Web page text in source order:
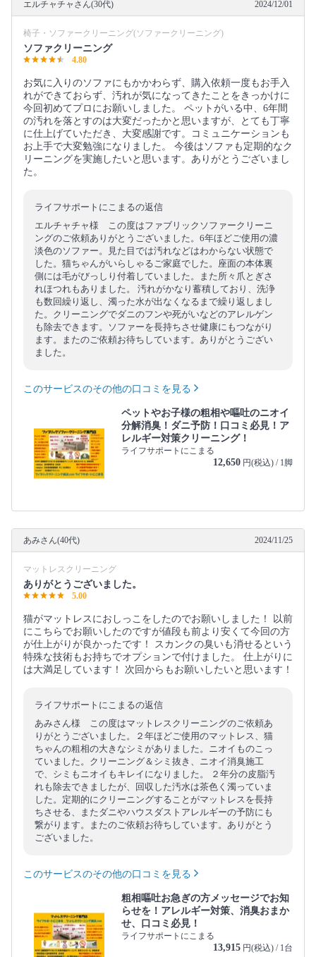
エルチャチャさん(30代) 2024/12/01
椅子・ソファークリーニング(ソファークリーニング)
ソファクリーニング
4.80
お気に入りのソファにもかかわらず、購入依頼一度もお手入
れができておらず、汚れが気になってきたことをきっかけに
今回初めてプロにお願いしました。 ペットがいる中、6年間
の汚れを落とすのは大変だったかと思いますが、とても丁寧
に仕上げていただき、大変感謝です。コミュニケーションも
お上手で大変勉強になりました。 今後はソファも定期的なク
リーニングを実施したいと思います。ありがとうございまし
た。
ライフサポートにこまるの返信
エルチャチャ様 この度はファブリックソファークリーニ
ングのご依頼ありがとうございました。6年ほどご使用の濃
淡色のソファー。見た目では汚れなどはわからない状態で
した。猫ちゃんがいらしゃるご家庭でした。座面の本体裏
側には毛がびっしり付着していました。また所々爪とぎさ
れほつれもありました。 汚れがかなり蓄積しており、洗浄
も数回繰り返し、濁った水が出なくなるまで繰り返しまし
た。クリーニングでダニのフンや死がいなどのアレルゲン
も除去できます。ソファーを長持ちさせ健康にもつながり
ます。またのご依頼お待ちしています。ありがとうござい
ました。
このサービスのその他の口コミを見る
ペットやお子様の粗相や嘔吐のニオイ
分解消臭！ダニ予防！口コミ必見！ア
レルギー対策クリーニング！
ライフサポートにこまる
12,650 円(税込) / 1脚
あみさん(40代) 2024/11/25
マットレスクリーニング
ありがとうございました。
5.00
猫がマットレスにおしっこをしたのでお願いしました！ 以前
にこちらでお願いしたのですが値段も前より安くて今回の方
が仕上がりが良かったです！ スカンクの臭いも消せるという
特殊な技術もお持ちでオプションで付けました。 仕上がりに
は大満足しています！ 次回からもお願いしたいと思います！
ライフサポートにこまるの返信
あみさん様 この度はマットレスクリーニングのご依頼あ
りがとうございました。２年ほどご使用のマットレス、猫
ちゃんの粗相の大きなシミがありました。ニオイものこっ
ていました。クリーニング＆シミ抜き、ニオイ消臭施工
で、シミもニオイもキレイになりました。 ２年分の皮脂汚
れも除去できましたが、回収した汚水は茶色く濁っていま
した。定期的にクリーニングすることがマットレスを長持
ちさせる、またダニやハウスダストアレルギーの予防にも
繋がります。またのご依頼お待ちしています。ありがとう
ございました。
このサービスのその他の口コミを見る
粗相嘔吐お急ぎの方メッセージでお知
らせを！アレルギー対策、消臭おまか
せ、口コミ必見！
ライフサポートにこまる
13,915 円(税込) / 1台